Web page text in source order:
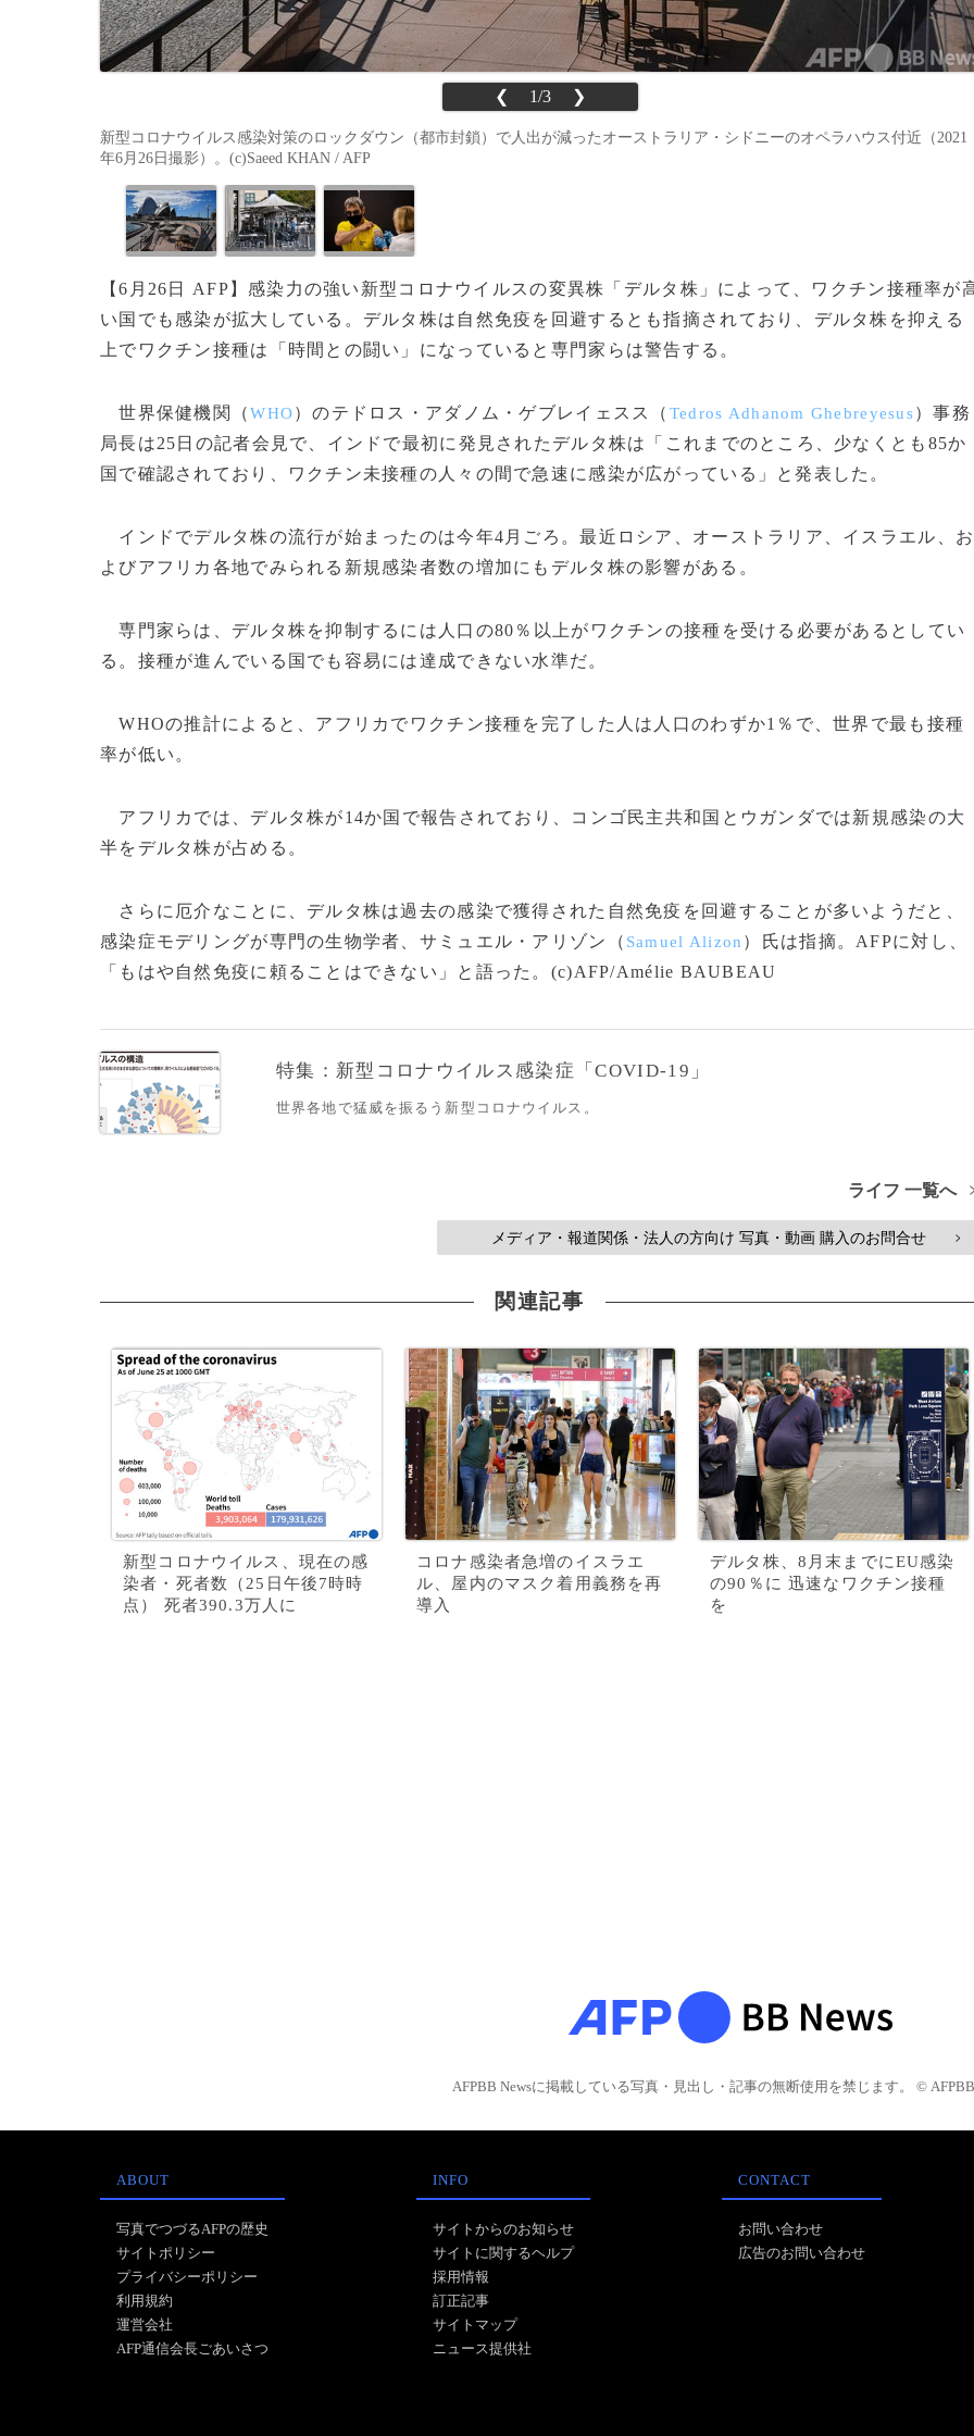
❮ 1/3 ❯
新型コロナウイルス感染対策のロックダウン（都市封鎖）で人出が減ったオーストラリア・シドニーのオペラハウス付近（2021
年6月26日撮影）。(c)Saeed KHAN / AFP
【6月26日 AFP】感染力の強い新型コロナウイルスの変異株「デルタ株」によって、ワクチン接種率が
い国でも感染が拡大している。デルタ株は自然免疫を回避するとも指摘されており、デルタ株を抑える
上でワクチン接種は「時間との闘い」になっていると専門家らは警告する。
世界保健機関（WHO）のテドロス・アダノム・ゲブレイェスス（ Tedros Adhanom Ghebreyesus）事務
局長は25日の記者会見で、インドで最初に発見されたデルタ株は「これまでのところ、少なくとも85か
国で確認されており、ワクチン未接種の人々の間で急速に感染が広がっている」と発表した。
インドでデルタ株の流行が始まったのは今年4月ごろ。最近ロシア、オーストラリア、イスラエル、お
よびアフリカ各地でみられる新規感染者数の増加にもデルタ株の影響がある。
専門家らは、デルタ株を抑制するには人口の80％以上がワクチンの接種を受ける必要があるとしてい
る。接種が進んでいる国でも容易には達成できない水準だ。
WHOの推計によると、アフリカでワクチン接種を完了した人は人口のわずか1％で、世界で最も接種
率が低い。
アフリカでは、デルタ株が14か国で報告されており、コンゴ民主共和国とウガンダでは新規感染の大
半をデルタ株が占める。
さらに厄介なことに、デルタ株は過去の感染で獲得された自然免疫を回避することが多いようだと、
感染症モデリングが専門の生物学者、サミュエル・アリゾン（ Samuel Alizon ）氏は指摘。AFPに対し、
「もはや自然免疫に頼ることはできない」と語った。(c)AFP/Amélie BAUBEAU
特集：新型コロナウイルス感染症「COVID-19」
世界各地で猛威を振るう新型コロナウイルス。
ライフ 一覧へ
メディア・報道関係・法人の方向け 写真・動画 購入のお問合せ >
関連記事
新型コロナウイルス、現在の感
染者・死者数（25日午後7時時
点） 死者390.3万人に
コロナ感染者急増のイスラエ
ル、屋内のマスク着用義務を再
導入
デルタ株、8月末までにEU感染
の90％に 迅速なワクチン接種
を
AFPBB Newsに掲載している写真・見出し・記事の無断使用を禁じます。 © AFPBB
ABOUT
写真でつづるAFPの歴史
サイトポリシー
プライバシーポリシー
利用規約
運営会社
AFP通信会長ごあいさつ
INFO
サイトからのお知らせ
サイトに関するヘルプ
採用情報
訂正記事
サイトマップ
ニュース提供社
CONTACT
お問い合わせ
広告のお問い合わせ